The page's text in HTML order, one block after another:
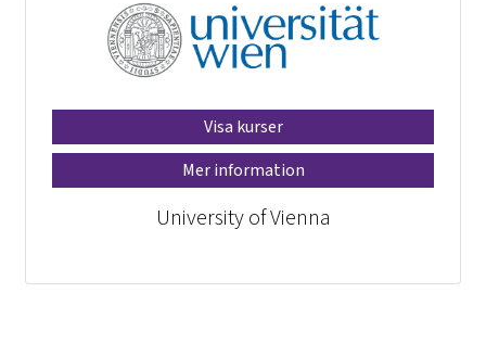
Visa kurser
Mer information
University of Vienna